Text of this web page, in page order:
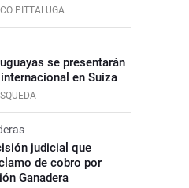
PITTALUGA
se presentarán
en Suiza
judicial que
de cobro por
Ganadera